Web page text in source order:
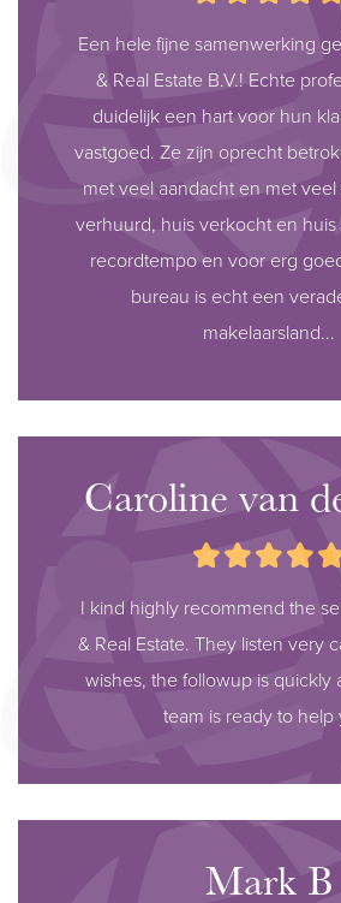
Een hele fijne samenwerking
& Real Estate B.V.! Echte
duidelijk een hart voor hun
vastgoed. Ze zijn oprecht
met veel aandacht en met veel
verhuurd, huis verkocht en
recordtempo en voor erg
bureau is echt een
makelaarsland...
Caroline van
I kind highly recommend the
& Real Estate. They listen very
wishes, the followup is quickly
team is ready to help
Mark B